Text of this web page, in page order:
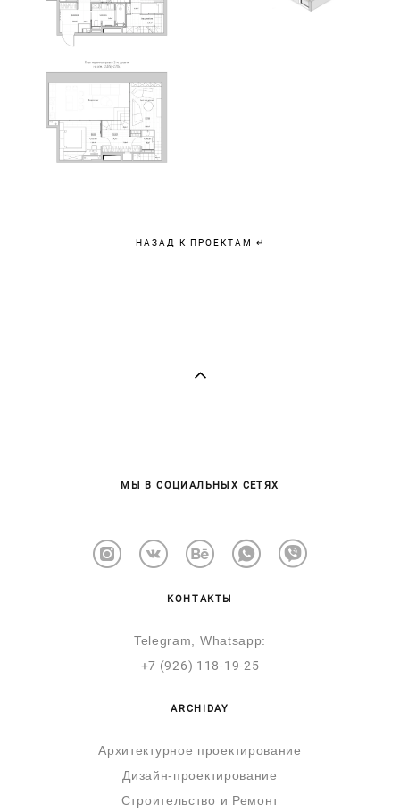
НАЗАД К ПРОЕКТАМ ↵
МЫ В СОЦИАЛЬНЫХ СЕТЯХ
КОНТАКТЫ
Telegram, Whatsapp:
+7 (926) 118-1 9-25
ARCHIDAY
Архитектурное проектирование
Дизайн-проектирование
Строительство и Ремонт